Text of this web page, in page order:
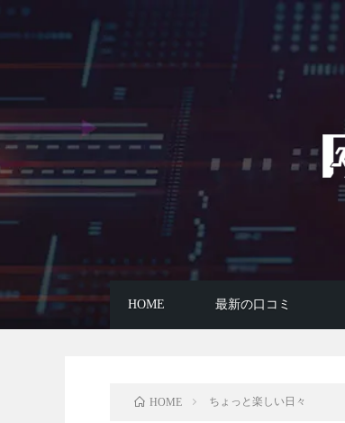
HOME 最新の口コミ
HOME ちょっと楽しい日々